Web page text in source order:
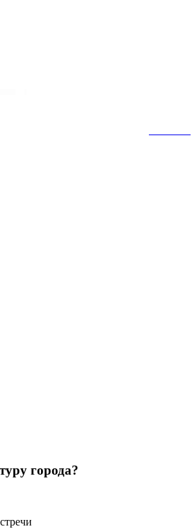
города?